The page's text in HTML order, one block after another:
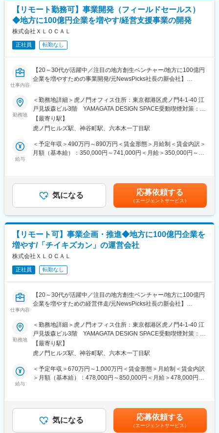
■こんな方にぴったり：
・大型＆新規プロジェクトに携わりたい方
・社会貢献の高い仕事がしたい方
・会社や事業を共につくりあげていきたい方
・専門特化するのではなく、幅広くチャレンジしたい方
なメンバーで構成されています。
■業務内容：
◯地方企業と『チイキズカン』登録者のマッチングおよびフォロ
ー
└ 『100億シンクタンク』参画企業や『チイキズカン』利用企業
の経営課題を解決するため、最適なプロフェッショナル人材の選
定からプロジェクト稼働後のフォローまでを一貫して担当しま
す。
※現在はリモートワーク中心ですが、チームビルディングのため必
＜対象となる顧客＞
主には100億円未満の経営者で、地方の老舗企業や成長意欲の高
い企業の経営層
■今後の展望：
将来的には、地方から本気で成長したいならXLOCALおよび100
■この仕事の醍醐味
◎「日本の経営課題」から逆算した仕事に取り組めます。日本の
成長の鍵である地方をフィールドにした事業に関わることができ
ます。
◎サービスを売ること以上に、経営者と、企業と地域の未来を語
り、より高みを目指すために何をすべきなのかを議論し、企業の
未来を大きく変える瞬間に立ち会えます。
◎地方創生のトップランナーである山中・坂本とフラットに議論
し、事業そのものを創っていく手触り感があります。
【リモート勤務可】事業開発（フィールドセールス）
◆地方に100億円企業を増やす/経営支援事業の開発
株式会社ＸＬＯＣＡＬ
正社員 転勤なし
仕事内容
【20～30代が活躍中／注目の地方創生ベンチャー/地方に100億円
企業を増やすための事業開発/元NewsPicks社長の新会社】
■ミッション：
「地方の経営者に、世界を変える出会いを。」
XLOCALは、世界を変える志を持った経営者と共に挑戦し、今ま
でにない「アイデア」と「出会い」を生み出す。経営者が孤立す
ることなく、ワクワクする未来を描ける環境をつくり、地方企業
の非連続成長を実現します。
の出会いを創出し、経営者の危機感を顕在化させ、プロジェクト
の起点となる『100億シンクタンク』への加入や『チイキズカ
└経営変革プロデューサー（アカウントエグゼクティブ）やカス
タマーサクセス等、クライアントの経営変革支援に必要な社内外
体制の構築を行う。
■業務内容：
◯フィールドセールス
└各地域の商工会議所や金融機関などのキーとなるステークホル
ダーとの連携、様々な企業データベースをもとにしたターゲット
選定、既存クライアントからの紹介、『チイキズカン』クライア
ントのアップセルやクロスセルなど、営業対象の選定手法の検討
■組織構成
※組織は約30名で、平均年齢は36歳です。
有名企業やスタートアップ、コンサルタントなど出身のユニーク
■多角的なソリューションの実行と企画
└ 経営基盤を盤石にするための「親族外承継者」の採用支援。
※現在はリモートワーク中心ですが、チームビルディングのため必
勤務地
＜勤務地詳細＞虎ノ門オフィス住所：東京都港区虎ノ門4-1-40 江
戸見坂森ビル3階 YAMAGATA DESIGN SPACE受動喫煙対策：屋
内全面禁煙変更の範囲：会社の定める事業所（リモートワーク含
む）
【最寄り駅】
虎ノ門ヒルズ駅、神谷町駅、六本木一丁目駅
給与
＜予定年収＞490万円～890万円＜賃金形態＞月給制＜賃金内訳＞
月額（基本給）：350,000円～741,000円＜月給＞350,000円～
能性があります。月給(月額)は固定手当を含めた表記です。
気になる 応募依頼する
（エージェントサービス）
【リモート可】事業企画・推進◆地方に100億円企業を
増やす/「チイキズカン」の運営会社
株式会社ＸＬＯＣＡＬ
正社員 転勤なし
仕事内容
【20～30代が活躍中／注目の地方創生ベンチャー/地方に100億円
企業を増やすための経営伴走/元NewsPicks社長の新会社】
■ミッション：
【お任せする一連のサイクル】
・マーケットリサーチ・戦略策定：地方企業のニーズを深掘り
し、勝てる戦い方を定義する。
・商品・サービス企画：研究会プログラムや支援コンテンツの具
体化。
・営業企画・推進：プロデューサー（営業）が動きやすい仕組み
・施策の磨き込み・振り返り：実績に基づき、プロダクトやプロ
セスを高速でアップデートする。
勤務地
＜勤務地詳細＞虎ノ門オフィス住所：東京都港区虎ノ門4-1-40 江
戸見坂森ビル3階 YAMAGATA DESIGN SPACE受動喫煙対策：屋
内全面禁煙変更の範囲：会社の定める事業所（リモートワーク含
む）
【最寄り駅】
虎ノ門ヒルズ駅、神谷町駅、六本木一丁目駅
給与
＜予定年収＞670万円～1,000万円＜賃金形態＞月給制＜賃金内訳
＞月額（基本給）：478,000円～850,000円＜月給＞478,000円～
能性があります。月給(月額)は固定手当を含めた表記です。
気になる 応募依頼する
（エージェントサービス）